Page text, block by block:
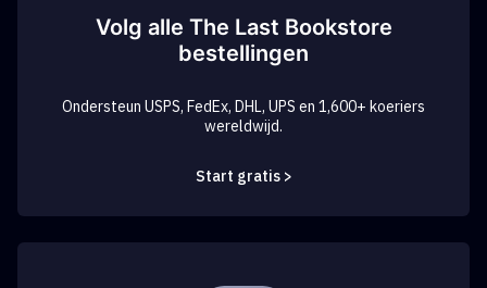
Volg alle The Last Bookstore
bestellingen
Ondersteun USPS, FedEx, DHL, UPS en 1,600+ koeriers
wereldwijd.
Start gratis >